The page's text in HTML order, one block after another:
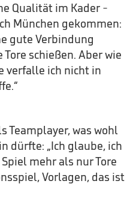
Qualität im Kader -
München gekommen:
gute Verbindung
schießen. Aber wie
verfalle ich nicht in
Teamplayer, was wohl
dürfte: „Ich glaube, ich
mehr als nur Tore
Vorlagen, das ist